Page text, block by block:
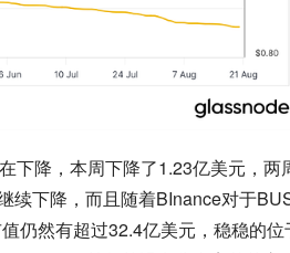
下降，本周下降了1.23亿美元，两
续下降，而且随着BInance对于
仍然有超过32.4亿美元，稳稳的位